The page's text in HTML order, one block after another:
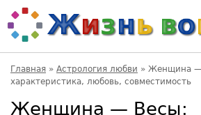
Главная » Астрология любви » Женщина —
характеристика, любовь, совместимость
Женщина — Весы: